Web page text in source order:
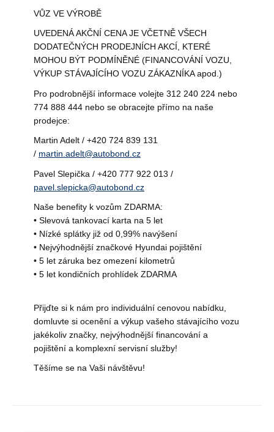
VŮZ VE VÝROBĚ
UVEDENÁ AKČNÍ CENA JE VČETNĚ VŠECH
DODATEČNÝCH PRODEJNÍCH AKCÍ, KTERÉ
MOHOU BÝT PODMÍNĚNÉ (FINANCOVÁNÍ VOZU,
VÝKUP STÁVAJÍCÍHO VOZU ZÁKAZNÍKA apod.)
Pro podrobnější informace volejte 312 240 224 nebo
774 888 444 nebo se obracejte přímo na naše
prodejce:
Martin Adelt / +420 724 839 131
/ martin.adelt@autobond.cz
Pavel Slepička / +420 777 922 013 /
pavel.slepicka@autobond.cz
Naše benefity k vozům ZDARMA:
• Slevová tankovací karta na 5 let
• Nízké splátky již od 0,99% navýšení
• Nejvýhodnější značkové Hyundai pojištění
• 5 let záruka bez omezení kilometrů
• 5 let kondičních prohlídek ZDARMA
Přijďte si k nám pro individuální cenovou nabídku,
domluvte si ocenění a výkup vašeho stávajícího vozu
jakékoliv značky, nejvýhodnější financování a
pojištění a komplexní servisní služby!
Těšíme se na Vaši návštěvu!